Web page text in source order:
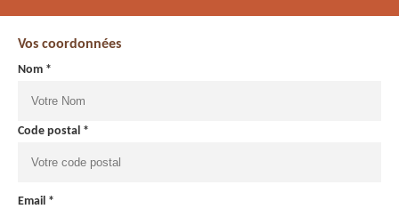
Vos coordonnées
Nom *
Code postal *
Email *